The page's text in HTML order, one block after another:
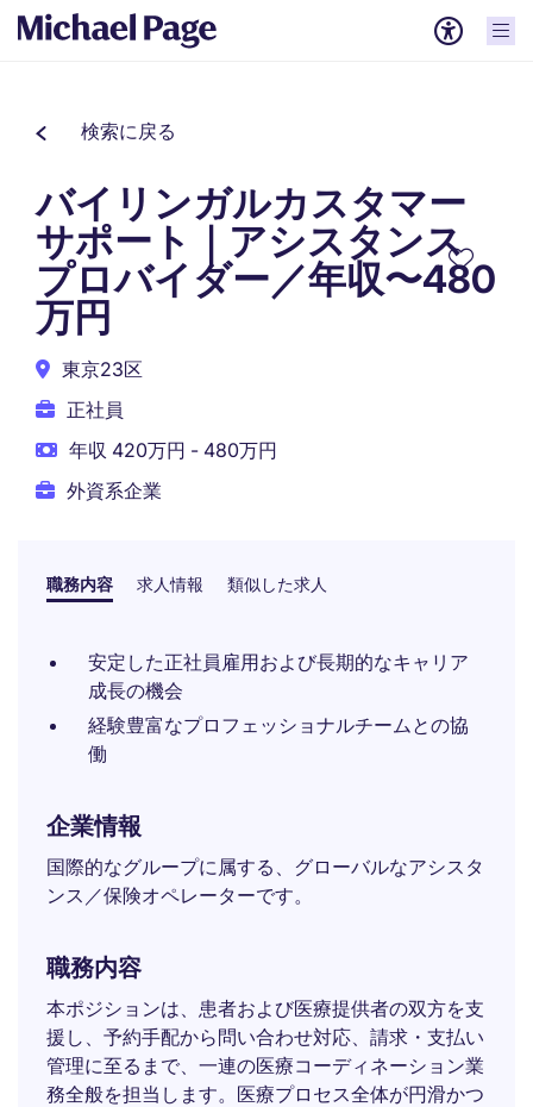
検索に戻る
バイリンガルカスタマー
サポート｜アシスタンス
プロバイダー／年収〜480
万円
東京23区
正社員
年収 420万円 - 480万円
外資系企業
職務内容 求人情報 類似した求人
安定した正社員雇用および長期的なキャリア
成長の機会
経験豊富なプロフェッショナルチームとの協
働
企業情報
国際的なグループに属する、グローバルなアシスタ
ンス／保険オペレーターです。
職務内容
本ポジションは、患者および医療提供者の双方を支
援し、予約手配から問い合わせ対応、請求・支払い
管理に至るまで、一連の医療コーディネーション業
務全般を担当します。医療プロセス全体が円滑かつ